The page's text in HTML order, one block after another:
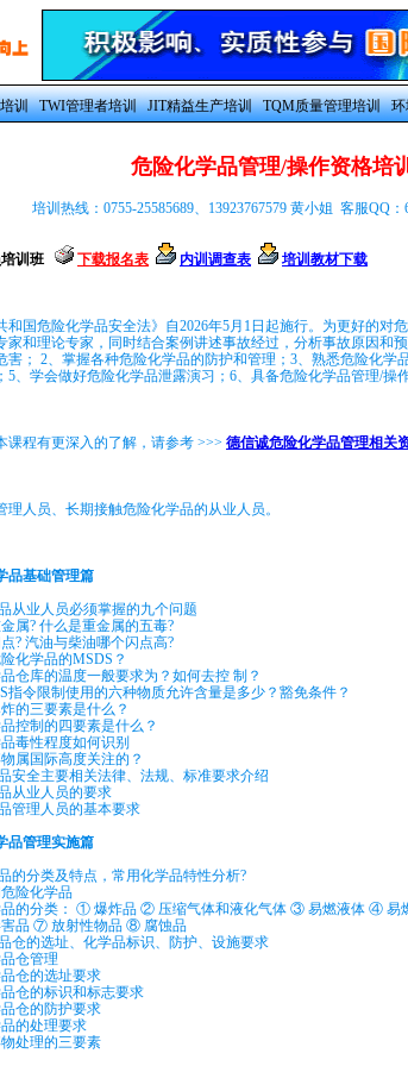
训 TWI管理者培训 JIT精益生产培训 TQM质量管理培训
危险化学品管理/操作资格培
培训热线：0755-25585689、13923767579 黄小姐 客服QQ
训班 下载报名表 内训调查表
培训教材下载
和国危险化学品安全法》自2026年5月1日起施行。为更好的
家和理论专家，同时结合案例讲述事故经过，分析事故原因和
害； 2、掌握各种危险化学品的防护和管理；3、熟悉危险化
5、学会做好危险化学品泄露演习；6、具备危险化学品管理/操作
课程有更深入的了解，请参考 >>> 德信诚危险化学品管理相关
理人员、长期接触危险化学品的从业人员。
品基础管理篇
从业人员必须掌握的九个问题
属? 什么是重金属的五毒?
? 汽油与柴油哪个闪点高?
化学品的MSDS？
仓库的温度一般要求为？如何去控 制？
指令限制使用的六种物质允许含量是多少？豁免条件？
的三要素是什么？
控制的四要素是什么？
毒性程度如何识别
属国际高度关注的？
安全主要相关法律、法规、标准要求介绍
从业人员的要求
管理人员的基本要求
品管理实施篇
的分类及特点，常用化学品特性分析?
险化学品
品的分类： ① 爆炸品 ② 压缩气体和液化气体 ③ 易燃液体 ④ 易
品 ⑦ 放射性物品 ⑧ 腐蚀品
仓的选址、化学品标识、防护、设施要求
仓管理
仓的选址要求
仓的标识和标志要求
仓的防护要求
的处理要求
处理的三要素